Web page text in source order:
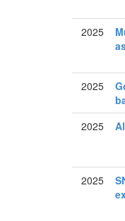
2025
2025
2025
2025